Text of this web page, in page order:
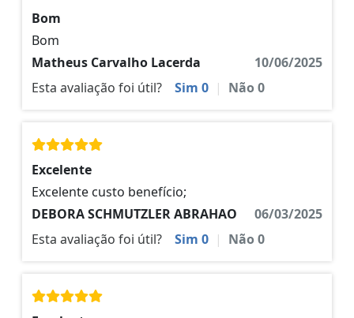
Bom
Bom
Matheus Carvalho Lacerda
10/06/2025
Esta avaliação foi útil?
Sim 0 | Não0
Excelente
Excelente custo benefício;
DEBORA SCHMUTZLER ABRAHAO
06/03/2025
Esta avaliação foi útil?
Sim 0 | Não0